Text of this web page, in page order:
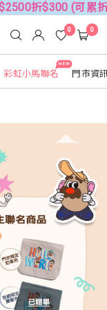
折$300 (可累折）
NEW
彩虹小馬聯名 門市資
0 0